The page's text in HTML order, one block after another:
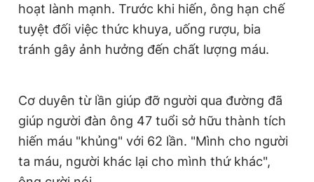
hoạt lành mạnh. Trước khi hiến, ông hạn chế
tuyệt đối việc thức khuya, uống rượu, bia
tránh gây ảnh hưởng đến chất lượng máu.
Cơ duyên từ lần giúp đỡ người qua đường đã
giúp người đàn ông 47 tuổi sở hữu thành tích
hiến máu "khủng" với 62 lần. "Mình cho người
ta máu, người khác lại cho mình thứ khác",